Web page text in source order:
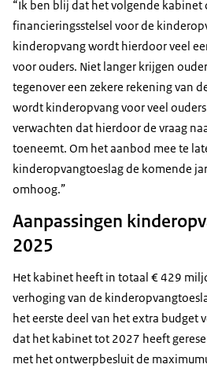
“Ik ben blij dat het volgende
financieringsstelsel voor de
kinderopvang wordt hierdoor veel
voor ouders. Niet langer krijgen
tegenover een zekere rekening van
wordt kinderopvang voor veel
verwachten dat hierdoor de vraag
toeneemt. Om het aanbod mee te
kinderopvangtoeslag de komende
omhoog.”
Aanpassingen
2025
Het kabinet heeft in totaal € 429
verhoging van de
het eerste deel van het extra budget
dat het kabinet tot 2027 heeft
met het ontwerpbesluit de